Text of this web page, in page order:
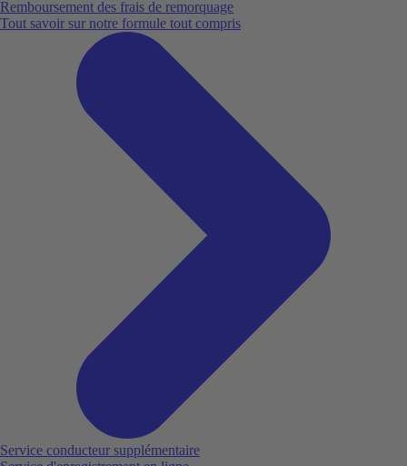
Remboursement des frais de remorquage
Tout savoir sur notre formule tout compris
Service conducteur supplémentaire